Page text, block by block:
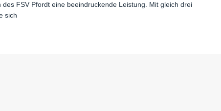
FSV Pfordt eine beeindruckende Leistung. Mit gleich drei
sich